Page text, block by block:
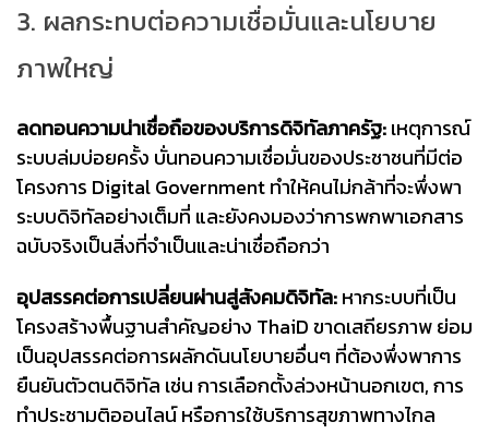
3. ผลกระทบต่อความเชื่อมั่นและนโยบาย
ภาพใหญ่
ลดทอนความน่าเชื่อถือของบริการดิจิทัลภาครัฐ:เหตุการณ์
ระบบล่มบ่อยครั้ง บั่นทอนความเชื่อมั่นของประชาชนที่มีต่อ
โครงการ Digital Government ทำให้คนไม่กล้าที่จะพึ่งพา
ระบบดิจิทัลอย่างเต็มที่ และยังคงมองว่าการพกพาเอกสาร
ฉบับจริงเป็นสิ่งที่จำเป็นและน่าเชื่อถือกว่า
อุปสรรคต่อการเปลี่ยนผ่านสู่สังคมดิจิทัล:หากระบบที่เป็น
โครงสร้างพื้นฐานสำคัญอย่าง ThaiD ขาดเสถียรภาพ ย่อม
เป็นอุปสรรคต่อการผลักดันนโยบายอื่นๆ ที่ต้องพึ่งพาการ
ยืนยันตัวตนดิจิทัล เช่น การเลือกตั้งล่วงหน้านอกเขต, การ
ทำประชามติออนไลน์ หรือการใช้บริการสุขภาพทางไกล